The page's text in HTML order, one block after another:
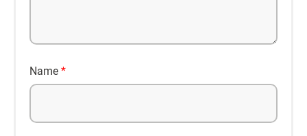
Name *